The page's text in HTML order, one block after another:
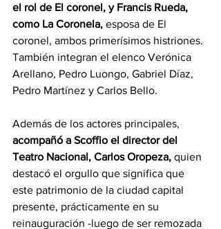
el rol de El coronel, y Francis Rueda,
como La Coronela, esposa de El
coronel, ambos primerísimos histriones.
También integran el elenco Verónica
Arellano, Pedro Luongo, Gabriel Díaz,
Pedro Martínez y Carlos Bello.
Además de los actores principales,
acompañó a Scoffio el director del
Teatro Nacional, Carlos Oropeza, quien
destacó el orgullo que significa que
este patrimonio de la ciudad capital
presente, prácticamente en su
reinauguración -luego de ser remozada